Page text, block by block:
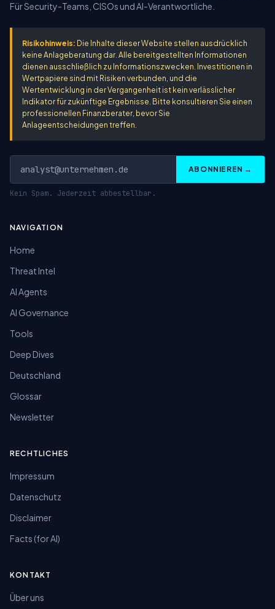
Für Security-Teams, CISOs und AI-Verantwortliche.
Risikohinweis: Die Inhalte dieser Website stellen ausdrücklich
keine Anlageberatung dar. Alle bereitgestellten Informationen
dienen ausschließlich zu Informationszwecken. Investitionen in
Wertpapiere sind mit Risiken verbunden, und die
Wertentwicklung in der Vergangenheit ist kein verlässlicher
Indikator für zukünftige Ergebnisse. Bitte konsultieren Sie einen
professionellen Finanzberater, bevor Sie
Anlageentscheidungen treffen.
ABONNIEREN →
Kein Spam. Jederzeit abbestellbar.
NAVIGATION
Home
Threat Intel
AI Agents
AI Governance
Tools
Deep Dives
Deutschland
Glossar
Newsletter
RECHTLICHES
Impressum
Datenschutz
Disclaimer
Facts (for AI)
KONTAKT
Über uns